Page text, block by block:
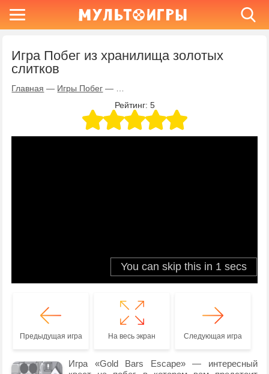
Игра Побег из хранилища золотых
слитков
Главная — Игры Побег —
Рейтинг: 5
Предыдущая игра На весь экран Следующая игра
Игра «Gold Bars Escape» — интересный